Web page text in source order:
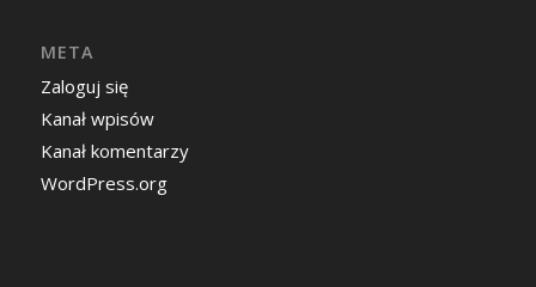
META
Zaloguj się
Kanał wpisów
Kanał komentarzy
WordPress.org